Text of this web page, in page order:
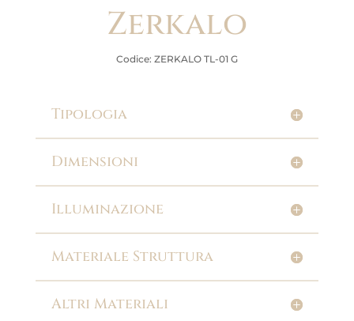
Zerkalo
Codice: ZERKALO TL-01 G
Tipologia
Dimensioni
Illuminazione
Materiale Struttura
Altri Materiali